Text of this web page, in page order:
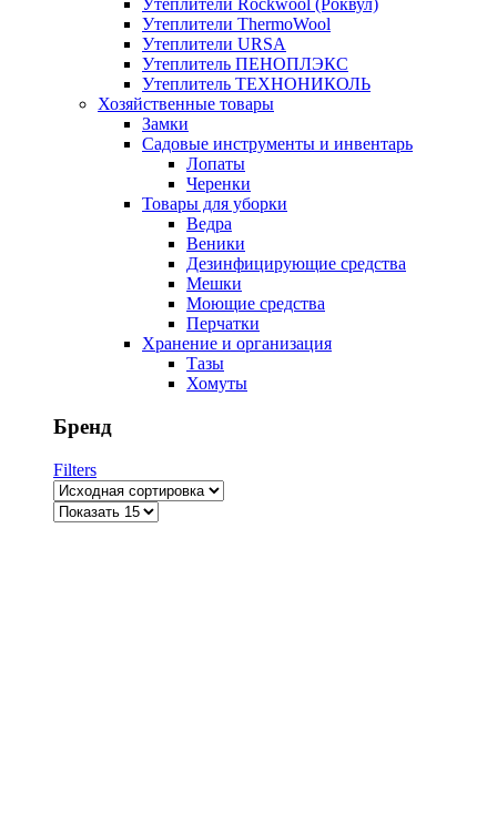
Утеплители Rockwool (Роквул)
Утеплители ThermoWool
Утеплители URSA
Утеплитель ПЕНОПЛЭКС
Утеплитель ТЕХНОНИКОЛЬ
Хозяйственные товары
Замки
Садовые инструменты и инвентарь
Лопаты
Черенки
Товары для уборки
Ведра
Веники
Дезинфицирующие средства
Мешки
Моющие средства
Перчатки
Хранение и организация
Тазы
Хомуты
Бренд
Filters